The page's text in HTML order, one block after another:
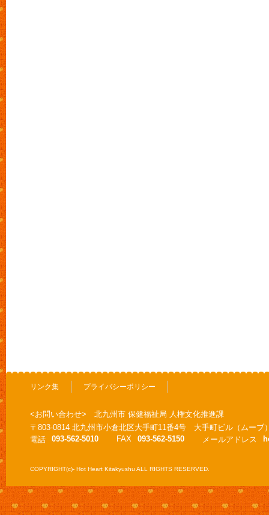
リンク集 プライバシーポリシー
<お問い合わせ> 北九州市 保健福祉局 人権文化推進課
〒803-0814 北九州市小倉北区大手町11番4号 大手町ビル（ムーブ
電話
093-562-5010 FAX 093-562-5150 メールアドレス
COPYRIGHT(c)- Hot Heart Kitakyushu ALL RIGHTS RESERVED.